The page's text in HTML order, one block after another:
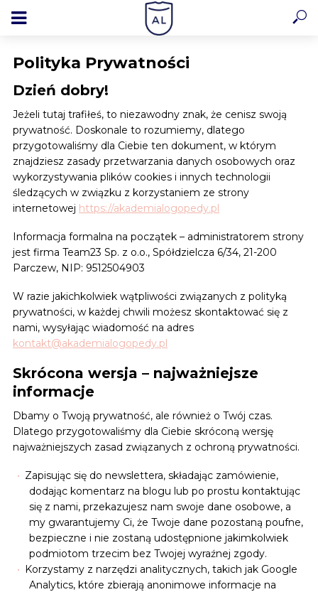
Polityka Prywatności
Dzień dobry!
Jeżeli tutaj trafiłeś, to niezawodny znak, że cenisz swoją
prywatność. Doskonale to rozumiemy, dlatego
przygotowaliśmy dla Ciebie ten dokument, w którym
znajdziesz zasady przetwarzania danych osobowych oraz
wykorzystywania plików cookies i innych technologii
śledzących w związku z korzystaniem ze strony
internetowej https://akademialogopedy.pl
Informacja formalna na początek – administratorem strony
jest firma Team23 Sp. z o.o., Spółdzielcza 6/34, 21-200
Parczew, NIP: 9512504903
W razie jakichkolwiek wątpliwości związanych z polityką
prywatności, w każdej chwili możesz skontaktować się z
nami, wysyłając wiadomość na adres
kontakt@akademialogopedy.pl
Skrócona wersja – najważniejsze
informacje
Dbamy o Twoją prywatność, ale również o Twój czas.
Dlatego przygotowaliśmy dla Ciebie skróconą wersję
najważniejszych zasad związanych z ochroną prywatności.
Zapisując się do newslettera, składając zamówienie,
dodając komentarz na blogu lub po prostu kontaktując
się z nami, przekazujesz nam swoje dane osobowe, a
my gwarantujemy Ci, że Twoje dane pozostaną poufne,
bezpieczne i nie zostaną udostępnione jakimkolwiek
podmiotom trzecim bez Twojej wyraźnej zgody.
Korzystamy z narzędzi analitycznych, takich jak Google
Analytics, które zbierają anonimowe informacje na